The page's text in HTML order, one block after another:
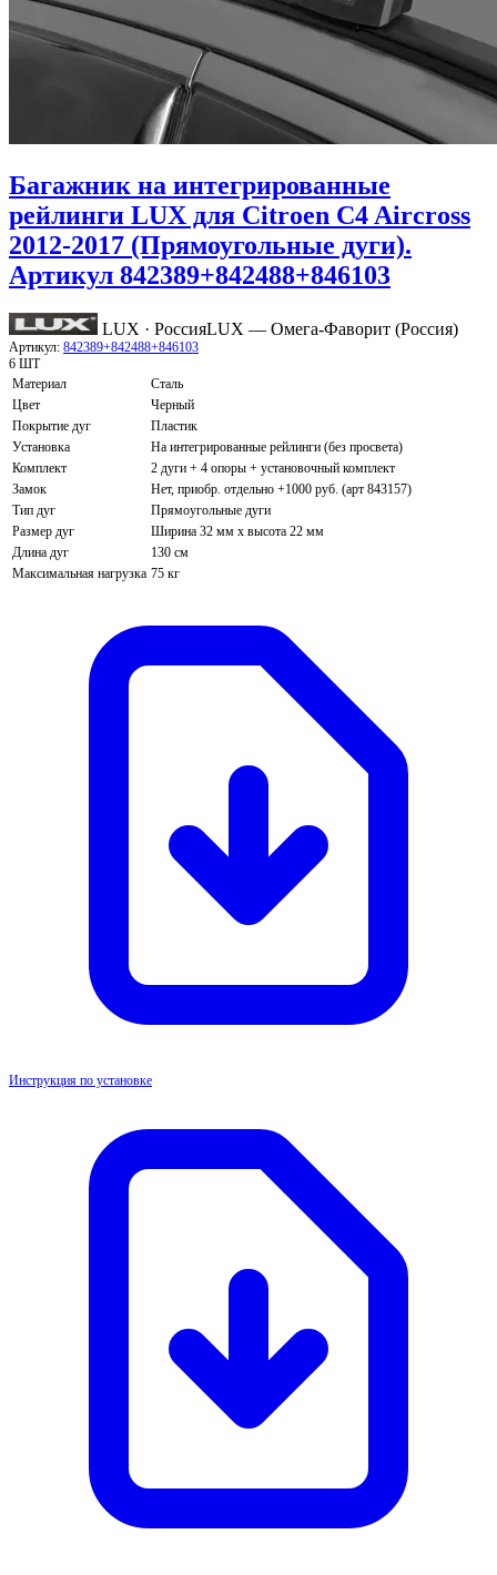
Багажник на интегрированные
рейлинги LUX для Citroen C4 Aircross
2012-2017 (Прямоугольные дуги).
Артикул 842389+842488+846103
LUX · РоссияLUX — Омега-Фаворит (Россия)
Артикул: 842389+842488+846103
6 ШТ
Материал
Сталь
Цвет
Черный
Покрытие дуг
Пластик
Установка
На интегрированные рейлинги (без просвета)
Комплект
2 дуги + 4 опоры + установочный комплект
Замок
Нет, приобр. отдельно +1000 руб. (арт 843157)
Тип дуг
Прямоугольные дуги
Размер дуг
Ширина 32 мм х высота 22 мм
Длина дуг
130 см
Максимальная нагрузка 75 кг
Инструкция по установке